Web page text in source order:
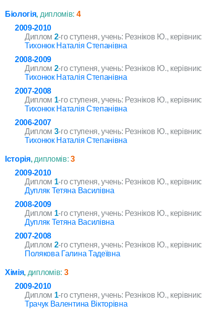
Біологія, дипломів: 4
2009-2010
Диплом 2-го ступеня, учень: Резніков Ю., керівник:
Тихонюк Наталія Степанівна
2008-2009
Диплом 2-го ступеня, учень: Резніков Ю., керівник:
Тихонюк Наталія Степанівна
2007-2008
Диплом 1-го ступеня, учень: Резніков Ю., керівник:
Тихонюк Наталія Степанівна
2006-2007
Диплом 3-го ступеня, учень: Резніков Ю., керівник:
Тихонюк Наталія Степанівна
Історія, дипломів: 3
2009-2010
Диплом 1-го ступеня, учень: Резніков Ю., керівник:
Дупляк Тетяна Василівна
2008-2009
Диплом 1-го ступеня, учень: Резніков Ю., керівник:
Дупляк Тетяна Василівна
2007-2008
Диплом 2-го ступеня, учень: Резніков Ю., керівник:
Полякова Галина Тадеївна
Хімія, дипломів: 3
2009-2010
Диплом 1-го ступеня, учень: Резніков Ю., керівник:
Трачук Валентина Вікторівна